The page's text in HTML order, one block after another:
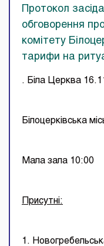
Протокол
обговорення
комітету
тарифи на
. Біла Церква
Білоцерківська
Мала зала 10:00
Присутні:
1.